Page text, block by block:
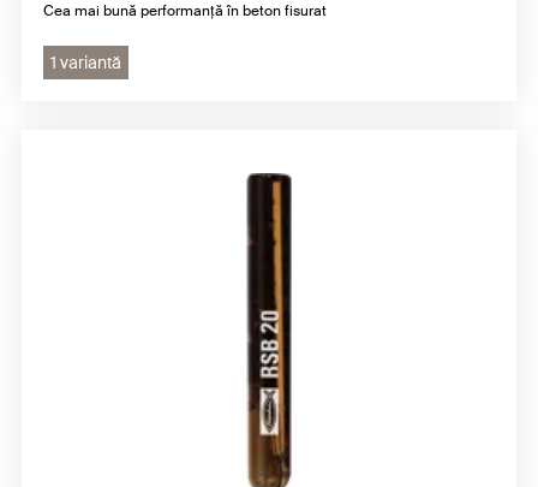
Cea mai bună performanță în beton fisurat
1 variantă